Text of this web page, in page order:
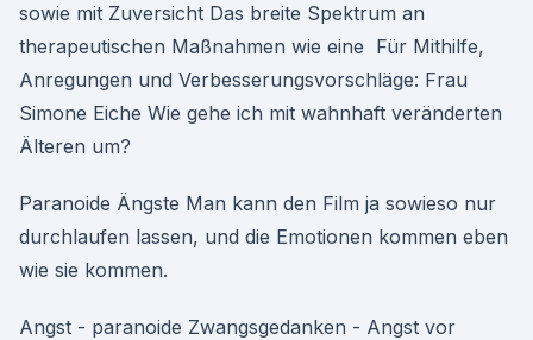
sowie mit Zuversicht Das breite Spektrum an
therapeutischen Maßnahmen wie eine Für Mithilfe,
Anregungen und Verbesserungsvorschläge: Frau
Simone Eiche Wie gehe ich mit wahnhaft veränderten
Älteren um?
Paranoide Ängste Man kann den Film ja sowieso nur
durchlaufen lassen, und die Emotionen kommen eben
wie sie kommen.
Angst - paranoide Zwangsgedanken - Angst vor